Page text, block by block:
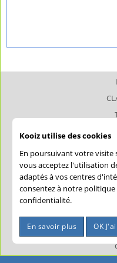
Kooiz utilise des cookies
En poursuivant votre visite
vous acceptez l'utilisation
adaptés à vos centres
consentez à notre politique
confidentialité.
En savoir plus OK